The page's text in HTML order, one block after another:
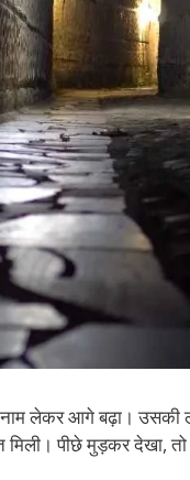
नाम लेकर आगे बढ़ा।
पीछे मुड़कर देखा, तो